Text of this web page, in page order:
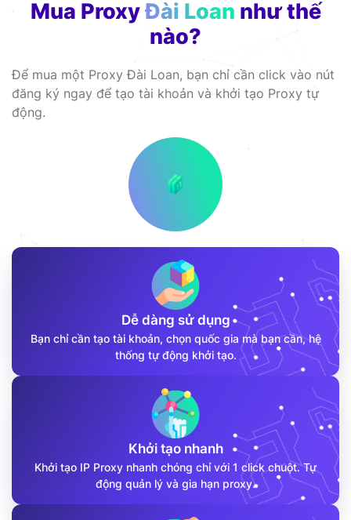
Mua ProxyĐài Loan như thế
nào?
Để mua một Proxy Đài Loan, bạn chỉ cần click vào nút
đăng ký ngay để tạo tài khoản và khởi tạo Proxy tự
động.
Dễ dàng sử dụng
Bạn chỉ cần tạo tài khoản, chọn quốc gia mà bạn cần, hệ
thống tự động khởi tạo.
Khởi tạo nhanh
Khởi tạo IP Proxy nhanh chóng chỉ với 1 click chuột. Tự
động quản lý và gia hạn proxy.